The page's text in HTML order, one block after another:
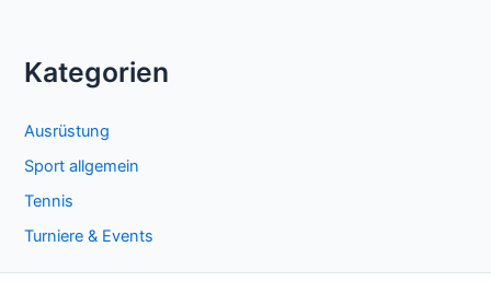
Kategorien
Ausrüstung
Sport allgemein
Tennis
Turniere & Events